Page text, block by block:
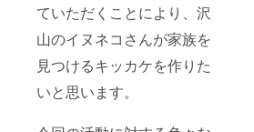
ていただくことにより、沢
山のイヌネコさんが家族を
見つけるキッカケを作りた
いと思います。